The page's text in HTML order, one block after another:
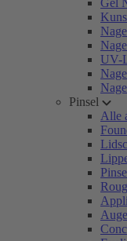
Gel
UV-
Pinsel
Alle